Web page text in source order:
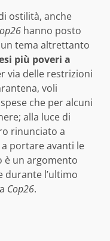
ostilità, anche
hanno posto
tema altrettanto
più poveri a
via delle restrizioni
voli
che per alcuni
alla luce di
rinunciato a
portare avanti le
è un argomento
durante l’ultimo
Cop26.